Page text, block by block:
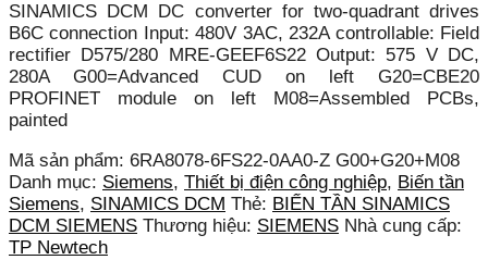
SINAMICS DCM DC converter for two-quadrant drives
B6C connection Input: 480V 3AC, 232A controllable: Field
rectifier D575/280 MRE-GEEF6S22 Output: 575 V DC,
280A G00=Advanced CUD on left G20=CBE20
PROFINET module on left M08=Assembled PCBs,
painted
Mã sản phẩm: 6RA8078-6FS22-0AA0-Z G00+G20+M08
Danh mục: Siemens, Thiết bị điện công nghiệp, Biến tần
Siemens, SINAMICS DCM Thẻ: BIẾN TẦN SINAMICS
DCM SIEMENS Thương hiệu: SIEMENS Nhà cung cấp:
TP Newtech